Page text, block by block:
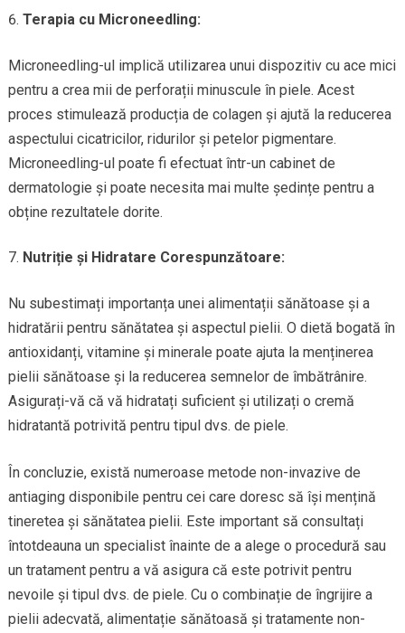
Terapia cu Microneedling:
Microneedling-ul implică utilizarea unui dispozitiv cu ace mici
pentru a crea mii de perforații minuscule în piele. Acest
proces stimulează producția de colagen și ajută la reducerea
aspectului cicatricilor, ridurilor și petelor pigmentare.
Microneedling-ul poate fi efectuat într-un cabinet de
dermatologie și poate necesita mai multe ședințe pentru a
obține rezultatele dorite.
Nutriție și Hidratare Corespunzătoare:
Nu subestimați importanța unei alimentații sănătoase și a
hidratării pentru sănătatea și aspectul pielii. O dietă bogată în
antioxidanți, vitamine și minerale poate ajuta la menținerea
pielii sănătoase și la reducerea semnelor de îmbătrânire.
Asigurați-vă că vă hidratați suficient și utilizați o cremă
hidratantă potrivită pentru tipul dvs. de piele.
În concluzie, există numeroase metode non-invazive de
antiaging disponibile pentru cei care doresc să își mențină
tineretea și sănătatea pielii. Este important să consultați
întotdeauna un specialist înainte de a alege o procedură sau
un tratament pentru a vă asigura că este potrivit pentru
nevoile și tipul dvs. de piele. Cu o combinație de îngrijire a
pielii adecvată, alimentație sănătoasă și tratamente non-